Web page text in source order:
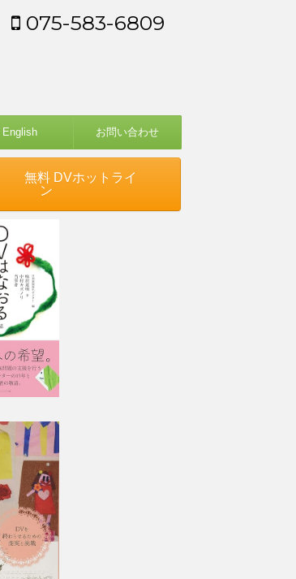
075-583-6809
English お問い合わせ
無料 DVホットライ
ン